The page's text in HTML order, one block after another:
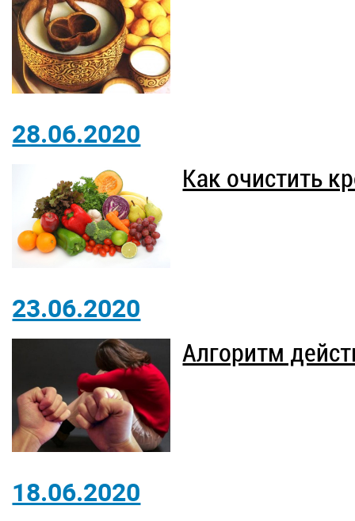
28.06.2020
Как очистить
23.06.2020
Алгоритм
18.06.2020